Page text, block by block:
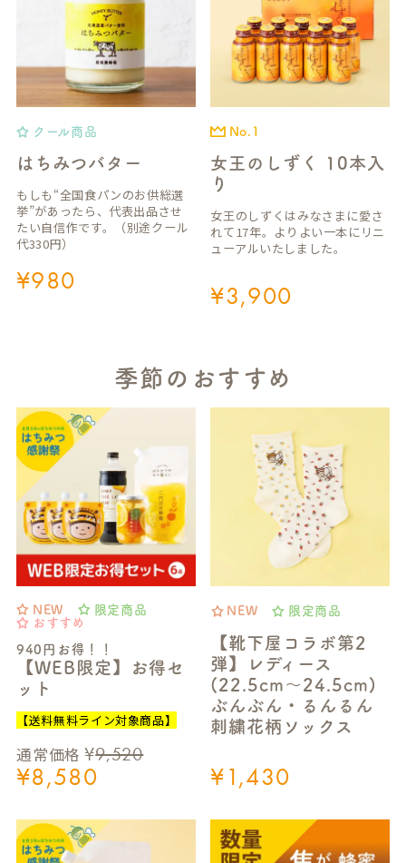
はちみつバター
クール商品
¥980
もしも“全国食パンのお供総選
挙”があったら、代表出品させ
たい自信作です。（別途クール
代330円）
女王のしずく 10本入
り
No.1
¥3,900
女王のしずくはみなさまに愛さ
れて17年。よりよい一本にリニ
ューアルいたしました。
季節のおすすめ
940円お得！！
【WEB限定】お得セ
ット
NEW
限定商品
おすすめ
通常価格 ¥9,520
¥8,580
【送料無料ライン対象商品】
【靴下屋コラボ第2
弾】レディース
(22.5cm～24.5cm)
ぶんぶん・るんるん
刺繍花柄ソックス
NEW 限定商品
¥1,430